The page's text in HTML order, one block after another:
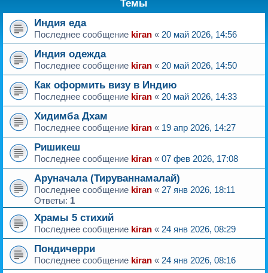
Темы
Индия еда
Последнее сообщение kiran « 20 май 2026, 14:56
Индия одежда
Последнее сообщение kiran « 20 май 2026, 14:50
Как оформить визу в Индию
Последнее сообщение kiran « 20 май 2026, 14:33
Хидимба Дхам
Последнее сообщение kiran « 19 апр 2026, 14:27
Ришикеш
Последнее сообщение kiran « 07 фев 2026, 17:08
Аруначала (Тируваннамалай)
Последнее сообщение kiran « 27 янв 2026, 18:11
Ответы: 1
Храмы 5 стихий
Последнее сообщение kiran « 24 янв 2026, 08:29
Пондичерри
Последнее сообщение kiran « 24 янв 2026, 08:16